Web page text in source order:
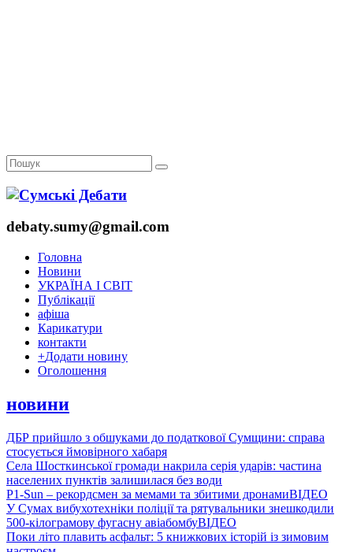
debaty.sumy@gmail.com
Головна
Новини
УКРАЇНА І СВІТ
Публікації
афіша
Карикатури
контакти
+Додати новину
Оголошення
новини
ДБР прийшло з обшуками до податкової Сумщини: справа
стосується ймовірного хабаря
Села Шосткинської громади накрила серія ударів: частина
населених пунктів залишилася без води
P1-Sun – рекордсмен за мемами та збитими дронамиВІДЕО
У Сумах вибухотехніки поліції та рятувальники знешкодили
500-кілограмову фугасну авіабомбуВІДЕО
Поки літо плавить асфальт: 5 книжкових історій із зимовим